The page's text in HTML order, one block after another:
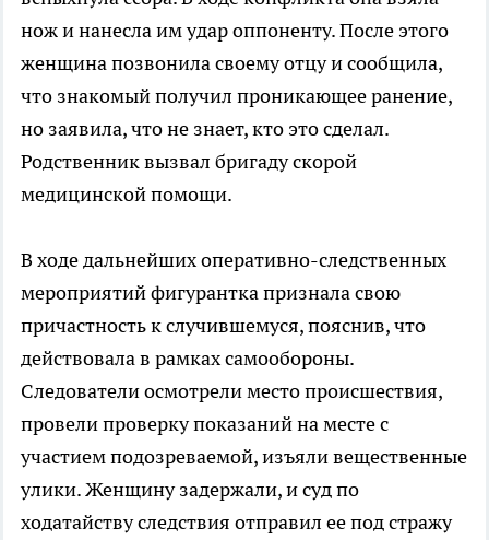
нож и нанесла им удар оппоненту. После этого
женщина позвонила своему отцу и сообщила,
что знакомый получил проникающее ранение,
но заявила, что не знает, кто это сделал.
Родственник вызвал бригаду скорой
медицинской помощи.
В ходе дальнейших оперативно-следственных
мероприятий фигурантка признала свою
причастность к случившемуся, пояснив, что
действовала в рамках самообороны.
Следователи осмотрели место происшествия,
провели проверку показаний на месте с
участием подозреваемой, изъяли вещественные
улики. Женщину задержали, и суд по
ходатайству следствия отправил ее под стражу